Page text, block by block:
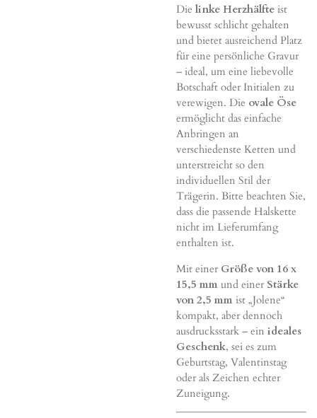
Die linke Herzhälfte ist
bewusst schlicht gehalten
und bietet ausreichend Platz
für eine persönliche Gravur
– ideal, um eine liebevolle
Botschaft oder Initialen zu
verewigen. Die ovale Öse
ermöglicht das einfache
Anbringen an
verschiedenste Ketten und
unterstreicht so den
individuellen Stil der
Trägerin. Bitte beachten Sie,
dass die passende Halskette
nicht im Lieferumfang
enthalten ist.
Mit einer Größe von 16 x
15,5 mm und einer Stärke
von 2,5 mm ist „Jolene“
kompakt, aber dennoch
ausdrucksstark – ein ideales
Geschenk, sei es zum
Geburtstag, Valentinstag
oder als Zeichen echter
Zuneigung.